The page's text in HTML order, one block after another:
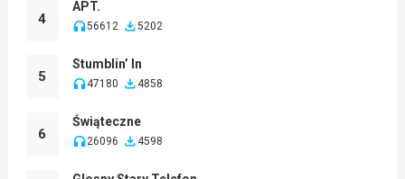
4
APT.
56612 5202
5
Stumblin’ In
47180 4858
6
Świąteczne
26096 4598